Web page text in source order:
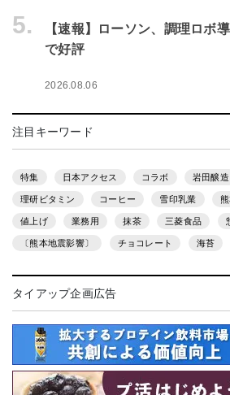
5.
【速報】ローソン、調理ロボ
で好評
2026.08.06
注目キーワード
特集 日本アクセス コラボ 岩田醸造
理研ビタミン コーヒー 雪印乳業
値上げ 業務用 抹茶 三菱食品
〔熊本地震影響〕 チョコレート 海苔
タイアップ企画広告